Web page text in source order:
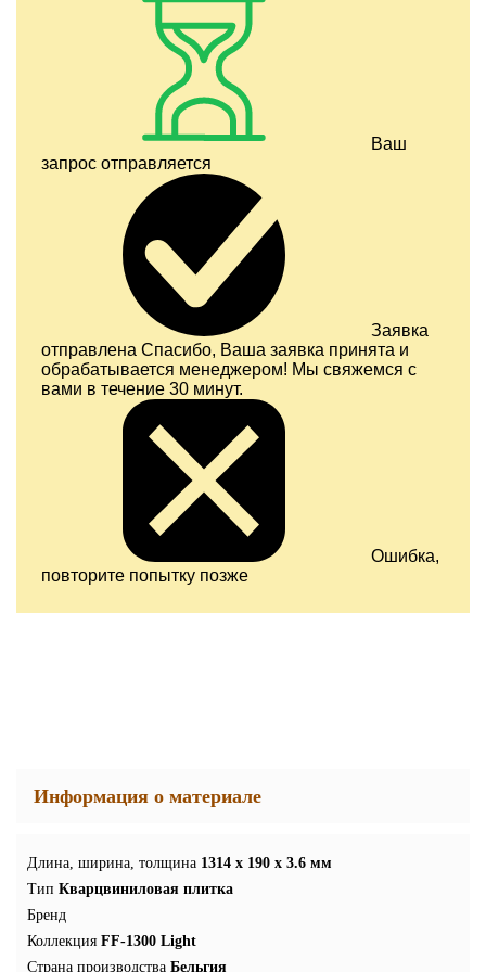
Ваш
запрос отправляется
Заявка
отправлена Спасибо, Ваша заявка принята и
обрабатывается менеджером! Мы свяжемся с
вами в течение 30 минут.
Ошибка,
повторите попытку позже
Информация о материале
Длина, ширина, толщина 1314 x 190 x 3.6 мм
Тип Кварцвиниловая плитка
Бренд
Коллекция FF-1300 Light
Страна производства Бельгия